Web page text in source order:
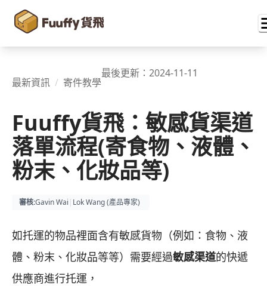
最新資訊 / 寄件教學
最後更新： 2024-11-11
Fuuffy貨飛：敏感貨渠道
落單流程(寄食物、液體、
粉末、化妝品等)
審核:Gavin Wai | Lok Wang (產品專家)
如托運的物品裡面含有敏感貨物（例如：食物、液
體、粉末、化妝品等等）需要經過敏感渠道的快遞
供應商進行托運，